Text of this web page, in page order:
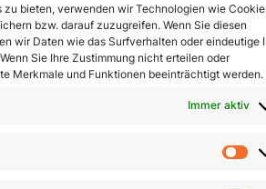
zu bieten, verwenden wir Technologien wie
bzw. darauf zuzugreifen. Wenn Sie diesen
wir Daten wie das Surfverhalten oder eindeutige
Sie Ihre Zustimmung nicht erteilen oder
Merkmale und Funktionen beeinträchtigt werden.
Immer aktiv
In den Warenkorb
In